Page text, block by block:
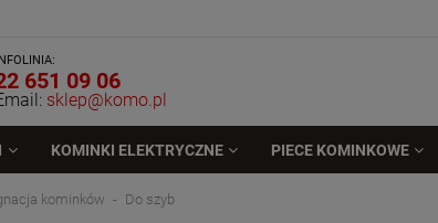
651 09 06
sklep@komo.pl
KOMINKI ELEKTRYCZNE PIECE KOMINKOWE
kominków Do szyb